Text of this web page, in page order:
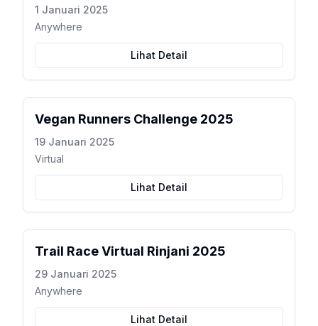
1 Januari 2025
Anywhere
Lihat Detail
Vegan Runners Challenge 2025
19 Januari 2025
Virtual
Lihat Detail
Trail Race Virtual Rinjani 2025
29 Januari 2025
Anywhere
Lihat Detail